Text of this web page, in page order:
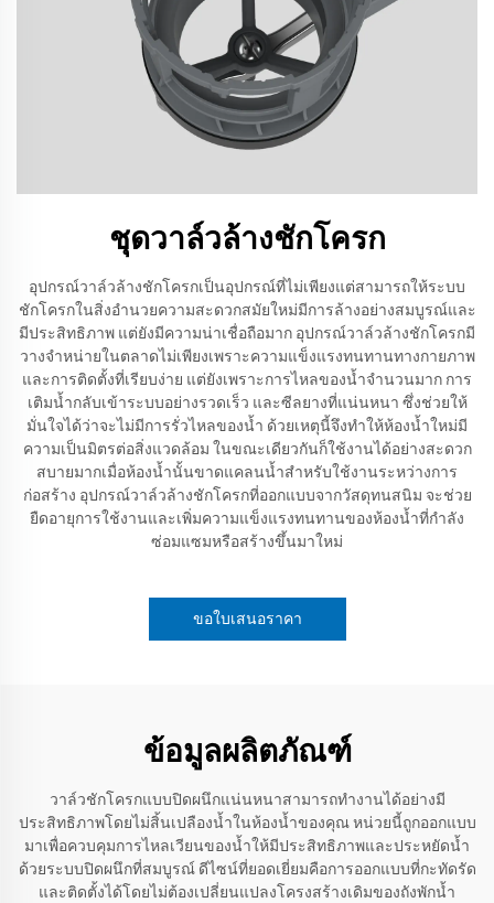
ชุดวาล์วล้างชักโครก
อุปกรณ์วาล์วล้างชักโครกเป็นอุปกรณ์ที่ไม่เพียงแต่สามารถให้ระบบ
ชักโครกในสิ่งอำนวยความสะดวกสมัยใหม่มีการล้างอย่างสมบูรณ์และ
มีประสิทธิภาพ แต่ยังมีความน่าเชื่อถือมาก อุปกรณ์วาล์วล้างชักโครกมี
วางจำหน่ายในตลาดไม่เพียงเพราะความแข็งแรงทนทานทางกายภาพ
และการติดตั้งที่เรียบง่าย แต่ยังเพราะการไหลของน้ำจำนวนมาก การ
เติมน้ำกลับเข้าระบบอย่างรวดเร็ว และซีลยางที่แน่นหนา ซึ่งช่วยให้
มั่นใจได้ว่าจะไม่มีการรั่วไหลของน้ำ ด้วยเหตุนี้จึงทำให้ห้องน้ำใหม่มี
ความเป็นมิตรต่อสิ่งแวดล้อม ในขณะเดียวกันก็ใช้งานได้อย่างสะดวก
สบายมากเมื่อห้องน้ำนั้นขาดแคลนน้ำสำหรับใช้งานระหว่างการ
ก่อสร้าง อุปกรณ์วาล์วล้างชักโครกที่ออกแบบจากวัสดุทนสนิม จะช่วย
ยืดอายุการใช้งานและเพิ่มความแข็งแรงทนทานของห้องน้ำที่กำลัง
ซ่อมแซมหรือสร้างขึ้นมาใหม่
ขอใบเสนอราคา
ข้อมูลผลิตภัณฑ์
วาล์วชักโครกแบบปิดผนึกแน่นหนาสามารถทำงานได้อย่างมี
ประสิทธิภาพโดยไม่สิ้นเปลืองน้ำในห้องน้ำของคุณ หน่วยนี้ถูกออกแบบ
มาเพื่อควบคุมการไหลเวียนของน้ำให้มีประสิทธิภาพและประหยัดน้ำ
ด้วยระบบปิดผนึกที่สมบูรณ์ ดีไซน์ที่ยอดเยี่ยมคือการออกแบบที่กะทัดรัด
และติดตั้งได้โดยไม่ต้องเปลี่ยนแปลงโครงสร้างเดิมของถังพักน้ำ